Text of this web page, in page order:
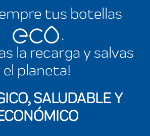
tus botellas
.
la recarga y salvas
el planeta!
SALUDABLE Y